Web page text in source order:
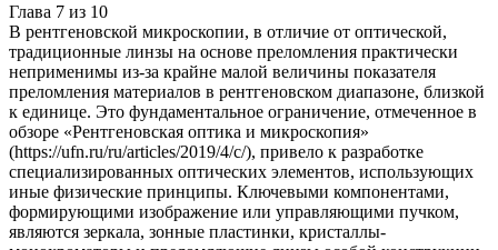
Глава 7 из 10
В рентгеновской микроскопии, в отличие от оптической,
традиционные линзы на основе преломления практически
неприменимы из-за крайне малой величины показателя
преломления материалов в рентгеновском диапазоне, близкой
к единице. Это фундаментальное ограничение, отмеченное в
обзоре «Рентгеновская оптика и микроскопия»
(https://ufn.ru/ru/articles/2019/4/c/), привело к разработке
специализированных оптических элементов, использующих
иные физические принципы. Ключевыми компонентами,
формирующими изображение или управляющими пучком,
являются зеркала, зонные пластинки, кристаллы-